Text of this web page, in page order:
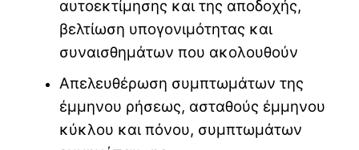
αυτοεκτίμησης και της αποδοχής,
βελτίωση υπογονιμότητας και
συναισθημάτων που ακολουθούν
Απελευθέρωση συμπτωμάτων της
έμμηνου ρήσεως, ασταθούς έμμηνου
κύκλου και πόνου, συμπτωμάτων